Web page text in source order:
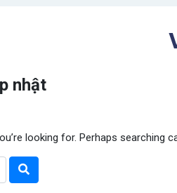
nhật
looking for. Perhaps searching